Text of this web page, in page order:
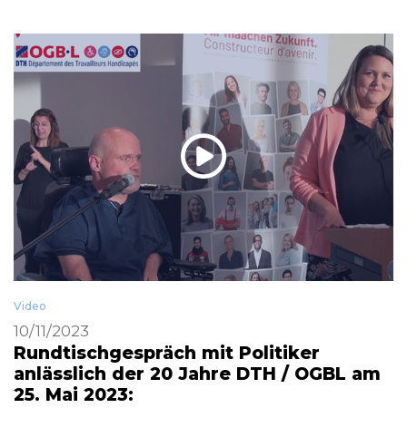
Video
10/11/2023
Rundtischgespräch mit Politiker
anlässlich der 20 Jahre DTH / OGBL am
25. Mai 2023: